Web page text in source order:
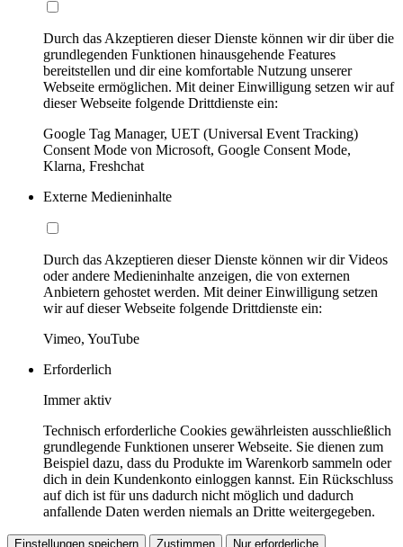
Durch das Akzeptieren dieser Dienste können wir dir über die
grundlegenden Funktionen hinausgehende Features
bereitstellen und dir eine komfortable Nutzung unserer
Webseite ermöglichen. Mit deiner Einwilligung setzen wir auf
dieser Webseite folgende Drittdienste ein:
Google Tag Manager, UET (Universal Event Tracking)
Consent Mode von Microsoft, Google Consent Mode,
Klarna, Freshchat
Externe Medieninhalte
Durch das Akzeptieren dieser Dienste können wir dir Videos
oder andere Medieninhalte anzeigen, die von externen
Anbietern gehostet werden. Mit deiner Einwilligung setzen
wir auf dieser Webseite folgende Drittdienste ein:
Vimeo, YouTube
Erforderlich
Immer aktiv
Technisch erforderliche Cookies gewährleisten ausschließlich
grundlegende Funktionen unserer Webseite. Sie dienen zum
Beispiel dazu, dass du Produkte im Warenkorb sammeln oder
dich in dein Kundenkonto einloggen kannst. Ein Rückschluss
auf dich ist für uns dadurch nicht möglich und dadurch
anfallende Daten werden niemals an Dritte weitergegeben.
Einstellungen speichern Zustimmen Nur erforderliche